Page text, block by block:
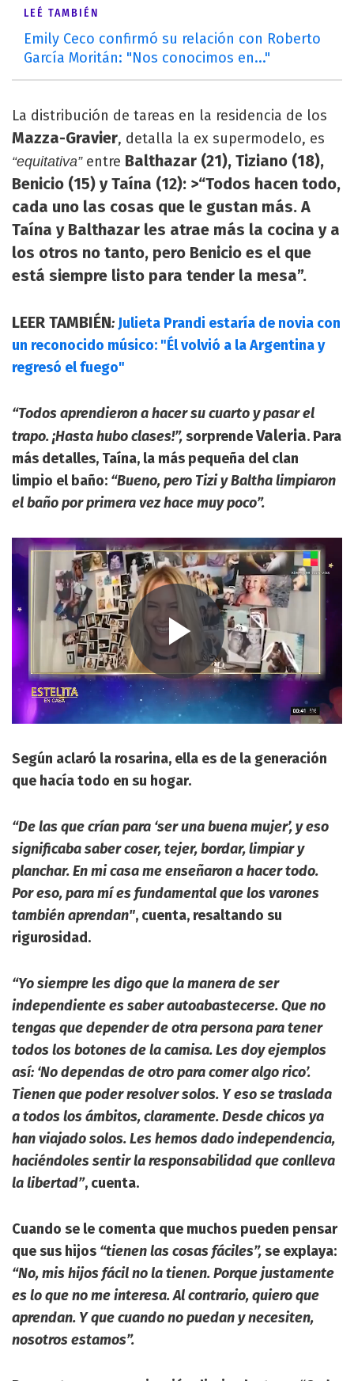
LEÉ TAMBIÉN
Emily Ceco confirmó su relación con Roberto
García Moritán: "Nos conocimos en..."
La distribución de tareas en la residencia de los
Mazza-Gravier, detalla la ex supermodelo, es
“equitativa” entre Balthazar (21), Tiziano (18),
Benicio (15) y Taína (12): >“Todos hacen todo,
cada uno las cosas que le gustan más. A
Taína y Balthazar les atrae más la cocina y a
los otros no tanto, pero Benicio es el que
está siempre listo para tender la mesa”.
LEER TAMBIÉN: Julieta Prandi estaría de novia con
un reconocido músico: "Él volvió a la Argentina y
regresó el fuego"
“Todos aprendieron a hacer su cuarto y pasar el
trapo. ¡Hasta hubo clases!”,sorprendeValeria. Para
más detalles, Taína, la más pequeña del clan
limpio el baño: “Bueno, pero Tizi y Baltha limpiaron
el baño por primera vez hace muy poco”.
Según aclaró la rosarina, ella es de la generación
que hacía todo en su hogar.
“De las que crían para ‘ser una buena mujer’, y eso
significaba saber coser, tejer, bordar, limpiar y
planchar. En mi casa me enseñaron a hacer todo.
Por eso, para mí es fundamental que los varones
también aprendan", cuenta, resaltando su
rigurosidad.
“Yo siempre les digo que la manera de ser
independiente es saber autoabastecerse. Que no
tengas que depender de otra persona para tener
todos los botones de la camisa. Les doy ejemplos
así: ‘No dependas de otro para comer algo rico’.
Tienen que poder resolver solos. Y eso se traslada
a todos los ámbitos, claramente. Desde chicos ya
han viajado solos. Les hemos dado independencia,
haciéndoles sentir la responsabilidad que conlleva
la libertad”, cuenta.
Cuando se le comenta que muchos pueden pensar
que sus hijos “tienen las cosas fáciles”,se explaya:
“No, mis hijos fácil no la tienen. Porque justamente
es lo que no me interesa. Al contrario, quiero que
aprendan. Y que cuando no puedan y necesiten,
nosotros estamos”.